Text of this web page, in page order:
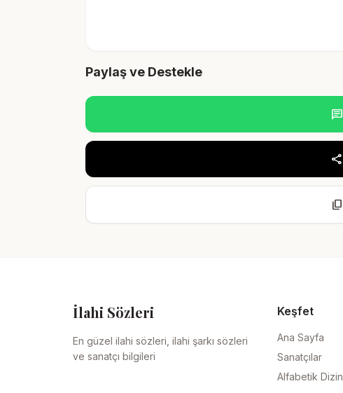
Paylaş ve Destekle
chat
share
content_copy
İlahi Sözleri
En güzel ilahi sözleri, ilahi şarkı sözleri
ve sanatçı bilgileri
Keşfet
Ana Sayfa
Sanatçılar
Alfabetik Dizin